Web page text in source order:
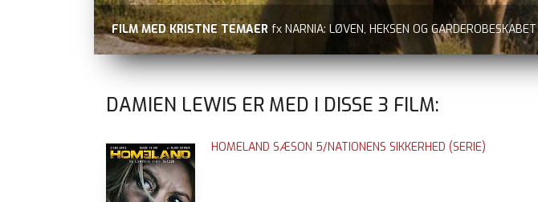
FILM MED KRISTNE TEMAER fx NARNIA: LØVEN, HEKSEN OG GARDEROBESKABET
DAMIEN LEWIS ER MED I DISSE 3 FILM:
HOMELAND SÆSON 5/NATIONENS SIKKERHED (SERIE)